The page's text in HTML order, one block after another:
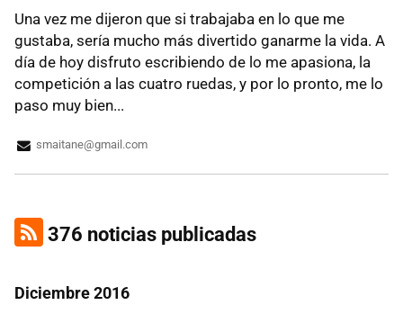
Una vez me dijeron que si trabajaba en lo que me
gustaba, sería mucho más divertido ganarme la vida. A
día de hoy disfruto escribiendo de lo me apasiona, la
competición a las cuatro ruedas, y por lo pronto, me lo
paso muy bien...
smaitane@gmail.com
376 noticias publicadas
Diciembre 2016